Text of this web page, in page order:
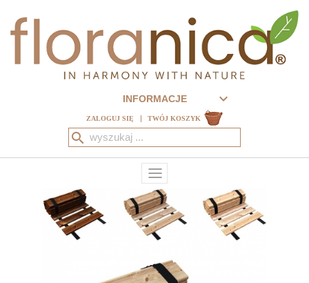
INFORMACJE 
ZALOGUJ SIĘ TWÓJ KOSZYK
search